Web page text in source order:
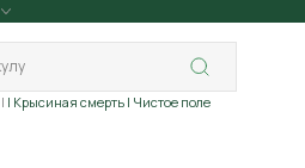
| Крысиная смерть | Чистое поле